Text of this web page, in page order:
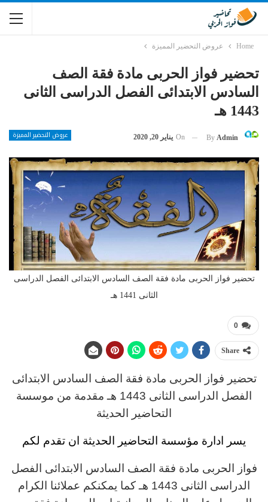
Home عروض التحضير المميزة
تحضير فواز الحربى مادة فقة الصف
السادس الابتدائى الفصل الدراسى الثانى
1443 هـ
عروض التحضير المميزة By Admin
On يناير 20, 2020
تحضير فواز الحربى مادة فقة الصف السادس الابتدائى الفصل الدراسى
الثانى 1441 هـ
0
Share
تحضير فواز الحربى مادة فقة الصف السادس الابتدائى
الفصل الدراسى الثانى 1443 هـ مقدمة من موسسة
التحاضير الحديثة
يسر ادارة مؤسسة التحاضير الحديثة ان تقدم لكم
فواز الحربى مادة فقة الصف السادس الابتدائى الفصل
الدراسى الثانى 1443 هـ كما يمكنكم عملائنا الكرام